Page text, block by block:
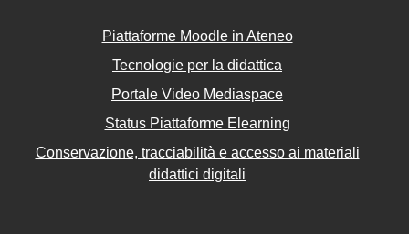
Piattaforme Moodle in Ateneo
Tecnologie per la didattica
Portale Video Mediaspace
Status Piattaforme Elearning
Conservazione, tracciabilità e accesso ai materiali
didattici digitali